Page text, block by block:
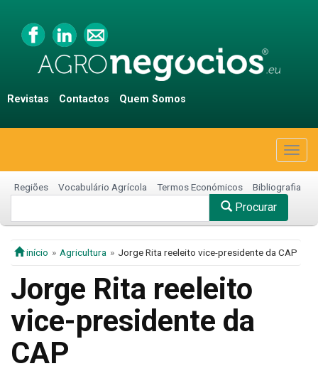
Revistas Contactos Quem Somos
Regiões Vocabulário Agrícola Termos Económicos Bibliografia
Procurar
início Agricultura Jorge Rita reeleito vice-presidente da CAP
Jorge Rita reeleito
vice-presidente da
CAP